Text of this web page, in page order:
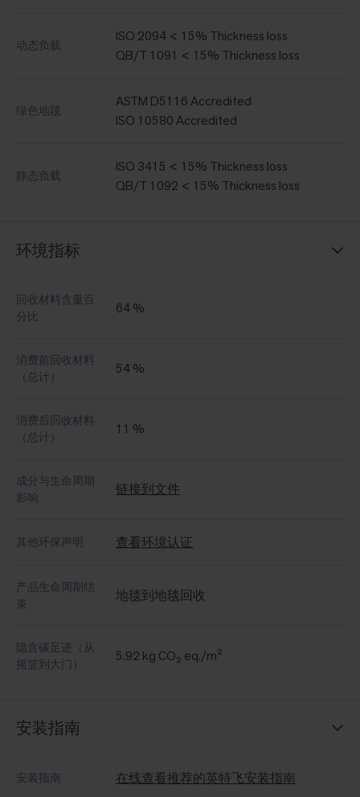
动态负载
ISO 2094 < 15% Thickness loss
QB/T 1091 < 15% Thickness loss
绿色地毯
ASTM D5116 Accredited
ISO 10580 Accredited
静态负载
ISO 3415 < 15% Thickness loss
QB/T 1092 < 15% Thickness loss
环境指标
回收材料含量百
分比
64 %
消费前回收材料
（总计）
54 %
消费后回收材料
（总计）
11 %
成分与生命周期
影响
链接到文件
其他环保声明 查看环境认证
产品生命周期结
束
地毯到地毯回收
隐含碳足迹（从
摇篮到大门）
5.92 kg CO₂ eq./m²
安装指南
安装指南 在线查看推荐的英特飞安装指南